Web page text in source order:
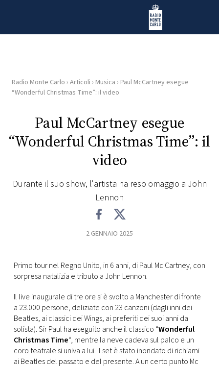
Radio Monte Carlo
HOME
RADIO
WEB
PLAYLIST
CONCORSI
EVENTI
VIDEO
TV
Radio Monte Carlo › Articoli › Musica › Paul McCartney esegue
“Wonderful Christmas Time”: il video
Paul McCartney esegue
“Wonderful Christmas Time”: il
video
Durante il suo show, l'artista ha reso omaggio a John
Lennon
2 GENNAIO 2025
Primo tour nel Regno Unito, in 6 anni, di Paul Mc Cartney, con
sorpresa natalizia e tributo a John Lennon.
Il live inaugurale di tre ore si è svolto a Manchester di fronte
a 23.000 persone, deliziate con 23 canzoni (dagli inni dei
Beatles, ai classici dei Wings, ai preferiti dei suoi anni da
solista). Sir Paul ha eseguito anche il classico “Wonderful
Christmas Time“, mentre la neve cadeva sul palco e un
coro teatrale si univa a lui. Il set è stato inondato di richiami
ai Beatles del passato e del presente. A un certo punto Mc